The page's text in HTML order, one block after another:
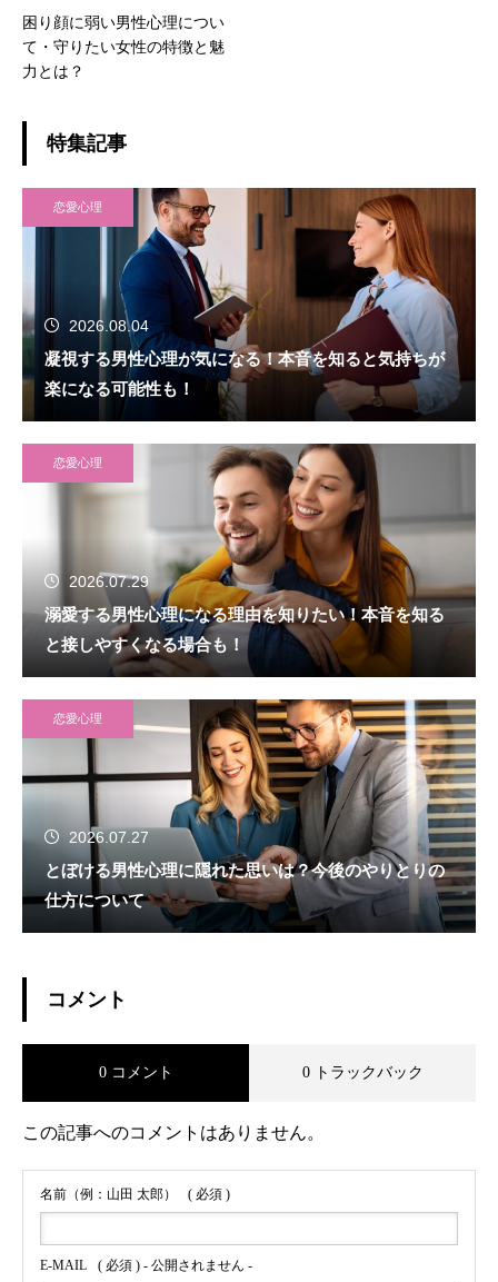
困り顔に弱い男性心理につい
て・守りたい女性の特徴と魅
力とは？
特集記事
恋愛心理
2026.08.04
凝視する男性心理が気になる！本音を知ると気持ちが
楽になる可能性も！
恋愛心理
2026.07.29
溺愛する男性心理になる理由を知りたい！本音を知る
と接しやすくなる場合も！
恋愛心理
2026.07.27
とぼける男性心理に隠れた思いは？今後のやりとりの
仕方について
コメント
0 コメント 0 トラックバック
この記事へのコメントはありません。
名前（例：山田 太郎） ( 必須 )
E-MAIL ( 必須 ) - 公開されません -